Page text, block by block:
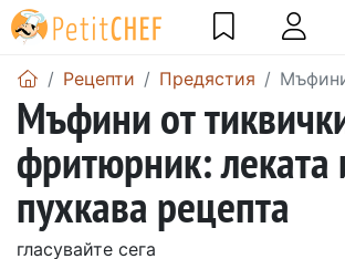
Рецепти Предястия
Мъфини от
фритюрник: леката
пухкава рецепта
гласувайте сега